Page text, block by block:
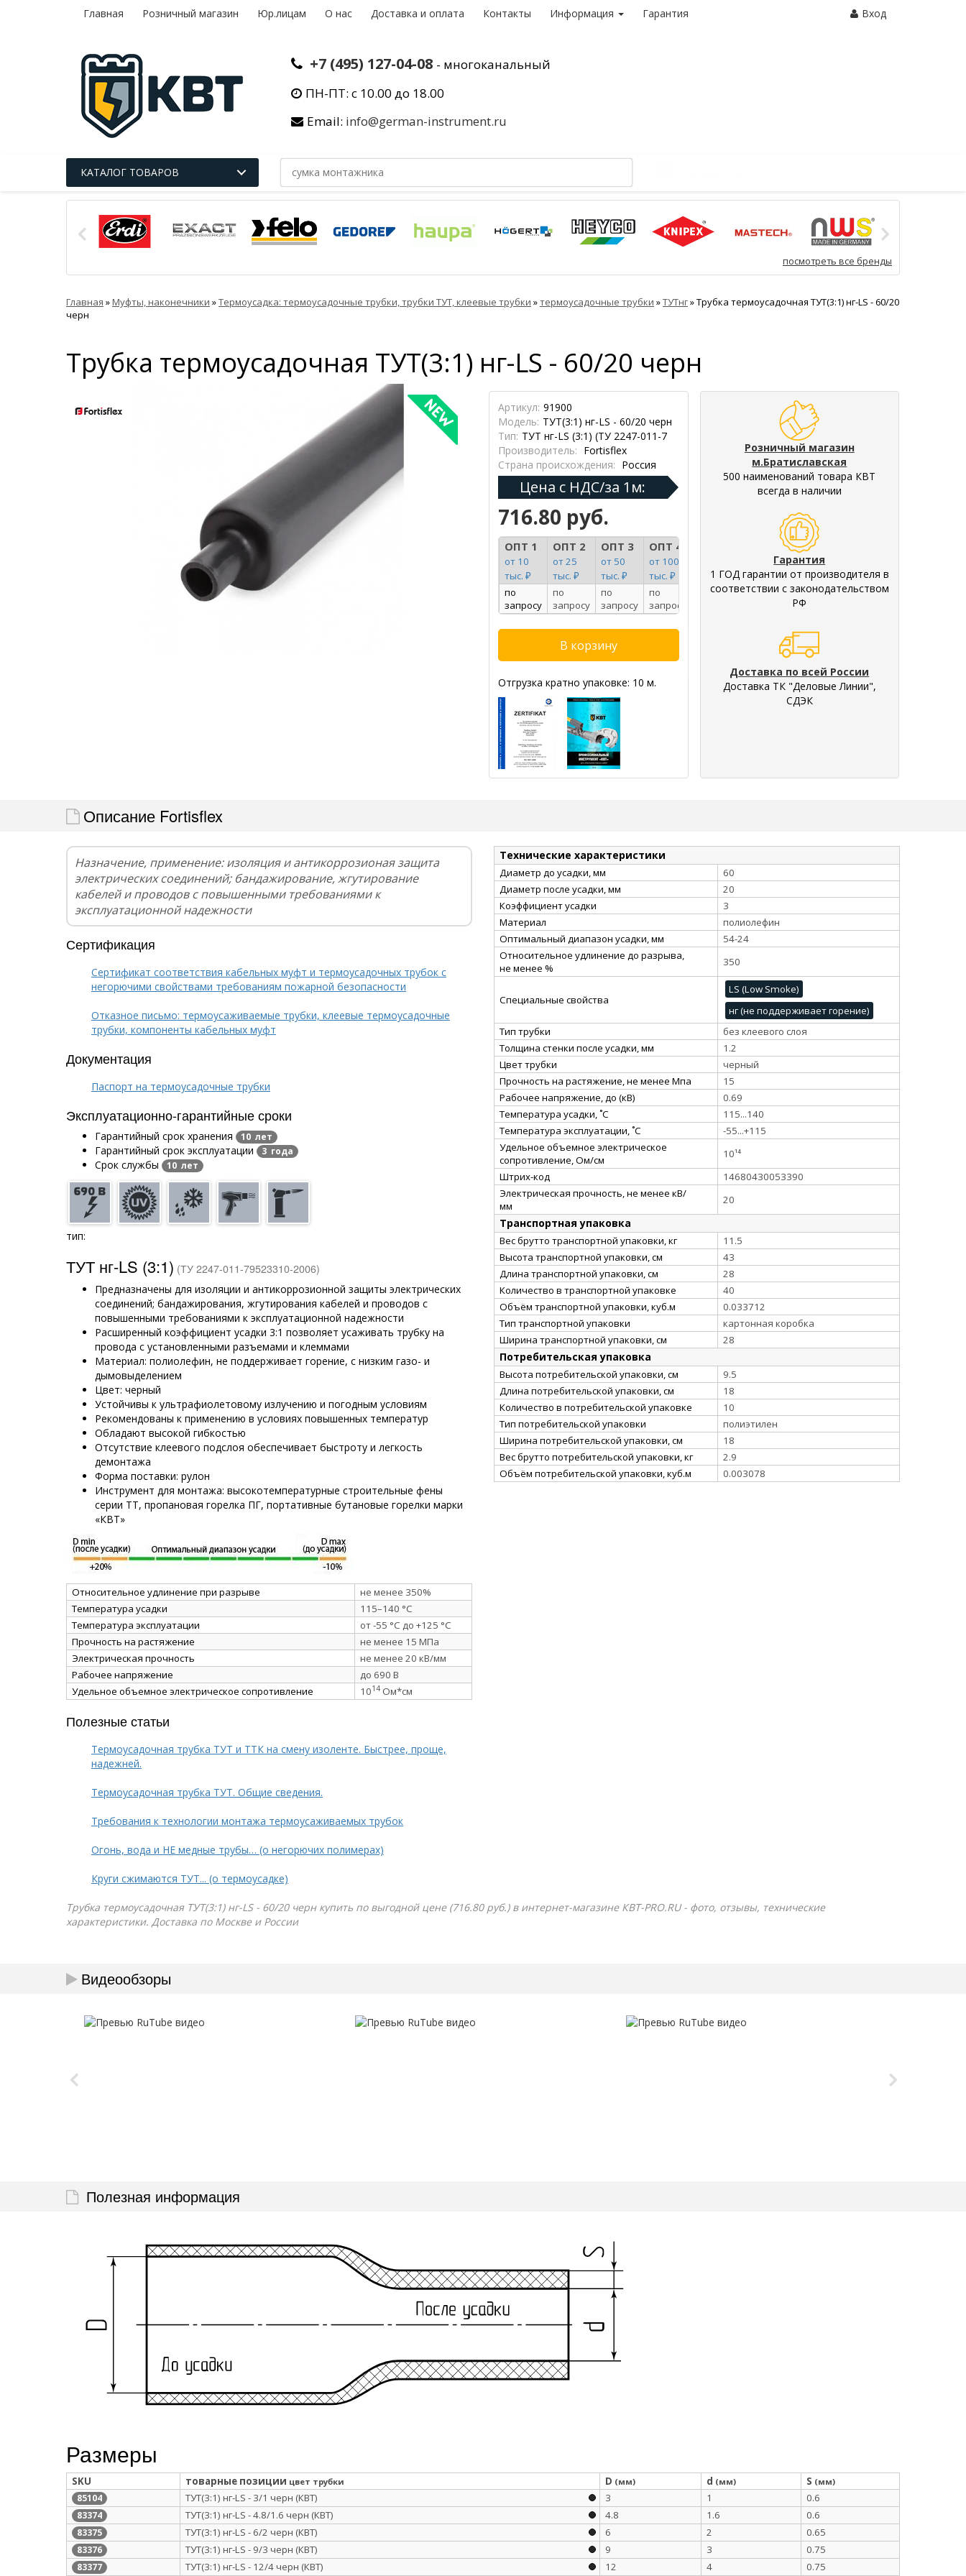
Главная Розничный магазин Юр.лицам О нас Доставка и оплата Контакты Информация Гарантия Вход
+7 (495) 127-04-08 - многоканальный
ПН-ПТ: с 10.00 до 18.00
Email: info@german-instrument.ru
КАТАЛОГ ТОВАРОВ
посмотреть все бренды
Главная »Муфты, наконечники »Термоусадка: термоусадочные трубки, трубки ТУТ, клеевые трубки »термоусадочные трубки »ТУТнг»Трубка термоусадочная ТУТ(3:1) нг-LS - 60/20
черн
Трубка термоусадочная ТУТ(3:1) нг-LS - 60/20 черн
Артикул: 91900
Модель: ТУТ(3:1) нг-LS - 60/20 черн
Тип: ТУТ нг-LS (3:1) (ТУ 2247-011-7
Производитель: Fortisflex
Страна происхождения: Россия
Цена с НДС/за 1м:
716.80 руб.
ОПТ 1
от 10
тыс. ₽
ОПТ 2
от 25
тыс. ₽
ОПТ 3
от 50
тыс. ₽
ОПТ 4
от 100
тыс. ₽
по
запросу
по
запросу
по
запросу
по
запросу
Отгрузка кратно упаковке: 10 м.
Розничный магазин
м.Братиславская
500 наименований товара КВТ
всегда в наличии
Гарантия
1 ГОД гарантии от производителя в
соответствии с законодательством
РФ
Доставка по всей России
Доставка ТК "Деловые Линии",
СДЭК
Описание Fortisflex
Назначение, применение: изоляция и антикоррозионая защита
электрических соединений; бандажирование, жгутирование
кабелей и проводов с повышенными требованиями к
эксплуатационной надежности
Сертификация
Сертификат соответствия кабельных муфт и термоусадочных трубок с
негорючими свойствами требованиям пожарной безопасности
Отказное письмо: термоусаживаемые трубки, клеевые термоусадочные
трубки, компоненты кабельных муфт
Документация
Паспорт на термоусадочные трубки
Эксплуатационно-гарантийные сроки
Гарантийный срок хранения 10 лет
Гарантийный срок эксплуатации 3 года
Срок службы 10 лет
тип:
ТУТ нг-LS (3:1) (ТУ 2247-011-79523310-2006)
Предназначены для изоляции и антикоррозионной защиты электрических
соединений; бандажирования, жгутирования кабелей и проводов с
повышенными требованиями к эксплуатационной надежности
Расширенный коэффициент усадки 3:1 позволяет усаживать трубку на
провода с установленными разъемами и клеммами
Материал: полиолефин, не поддерживает горение, с низким газо- и
дымовыделением
Цвет: черный
Устойчивы к ультрафиолетовому излучению и погодным условиям
Рекомендованы к применению в условиях повышенных температур
Обладают высокой гибкостью
Отсутствие клеевого подслоя обеспечивает быстроту и легкость
демонтажа
Форма поставки: рулон
Инструмент для монтажа: высокотемпературные строительные фены
серии ТТ, пропановая горелка ПГ, портативные бутановые горелки марки
«КВТ»
Относительное удлинение при разрыве
не менее 350%
Температура усадки
115–140 °C
Температура эксплуатации
от -55 °C до +125 °C
Прочность на растяжение
не менее 15 МПа
Электрическая прочность
не менее 20 кВ/мм
Рабочее напряжение
до 690 В
Удельное объемное электрическое сопротивление
1014 Ом*см
Полезные статьи
Термоусадочная трубка ТУТ и ТТК на смену изоленте. Быстрее, проще,
надежней.
Термоусадочная трубка ТУТ. Общие сведения.
Требования к технологии монтажа термоусаживаемых трубок
Огонь, вода и НЕ медные трубы… (о негорючих полимерах)
Круги сжимаются ТУТ... (о термоусадке)
Технические характеристики
Диаметр до усадки, мм
60
Диаметр после усадки, мм
20
Коэффициент усадки
3
Материал
полиолефин
Оптимальный диапазон усадки, мм
54-24
Относительное удлинение до разрыва,
не менее %
350
Специальные свойства
LS (Low Smoke)
нг (не поддерживает горение)
Тип трубки
без клеевого слоя
Толщина стенки после усадки, мм
1.2
Цвет трубки
черный
Прочность на растяжение, не менее Мпа
15
Рабочее напряжение, до (кВ)
0.69
Температура усадки, ˚С
115...140
Температура эксплуатации, ˚С
-55...+115
Удельное объемное электрическое
сопротивление, Ом/см
10¹⁴
Штрих-код
14680430053390
Электрическая прочность, не менее кВ/
мм
20
Транспортная упаковка
Вес брутто транспортной упаковки, кг
11.5
Высота транспортной упаковки, см
43
Длина транспортной упаковки, см
28
Количество в транспортной упаковке
40
Объём транспортной упаковки, куб.м
0.033712
Тип транспортной упаковки
картонная коробка
Ширина транспортной упаковки, см
28
Потребительская упаковка
Высота потребительской упаковки, см
9.5
Длина потребительской упаковки, см
18
Количество в потребительской упаковке
10
Тип потребительской упаковки
полиэтилен
Ширина потребительской упаковки, см
18
Вес брутто потребительской упаковки, кг
2.9
Объём потребительской упаковки, куб.м
0.003078
Трубка термоусадочная ТУТ(3:1) нг-LS - 60/20 черн купить по выгодной цене (716.80 руб.) в интернет-магазине КВТ-PRO.RU - фото, отзывы, технические
характеристики. Доставка по Москве и России
Видеообзоры
Полезная информация
Размеры
SKU товарные позиции цвет трубки D (мм) d (мм) S (мм)
85104 ТУТ(3:1) нг-LS - 3/1 черн (КВТ) 3 1 0.6
83374 ТУТ(3:1) нг-LS - 4.8/1.6 черн (КВТ) 4.8 1.6 0.6
83375 ТУТ(3:1) нг-LS - 6/2 черн (КВТ) 6 2 0.65
83376 ТУТ(3:1) нг-LS - 9/3 черн (КВТ) 9 3 0.75
83377 ТУТ(3:1) нг-LS - 12/4 черн (КВТ) 12 4 0.75